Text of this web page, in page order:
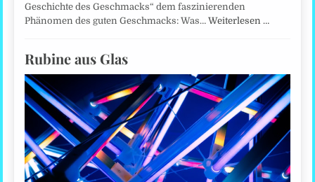
Geschichte des Geschmacks“ dem faszinierenden
Phänomen des guten Geschmacks: Was…Weiterlesen …
Rubine aus Glas